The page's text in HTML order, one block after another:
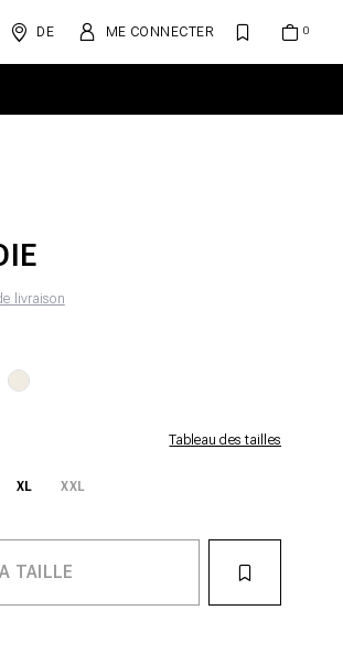
DE ME CONNECTER
livraison
Tableau des tailles
XL XXL